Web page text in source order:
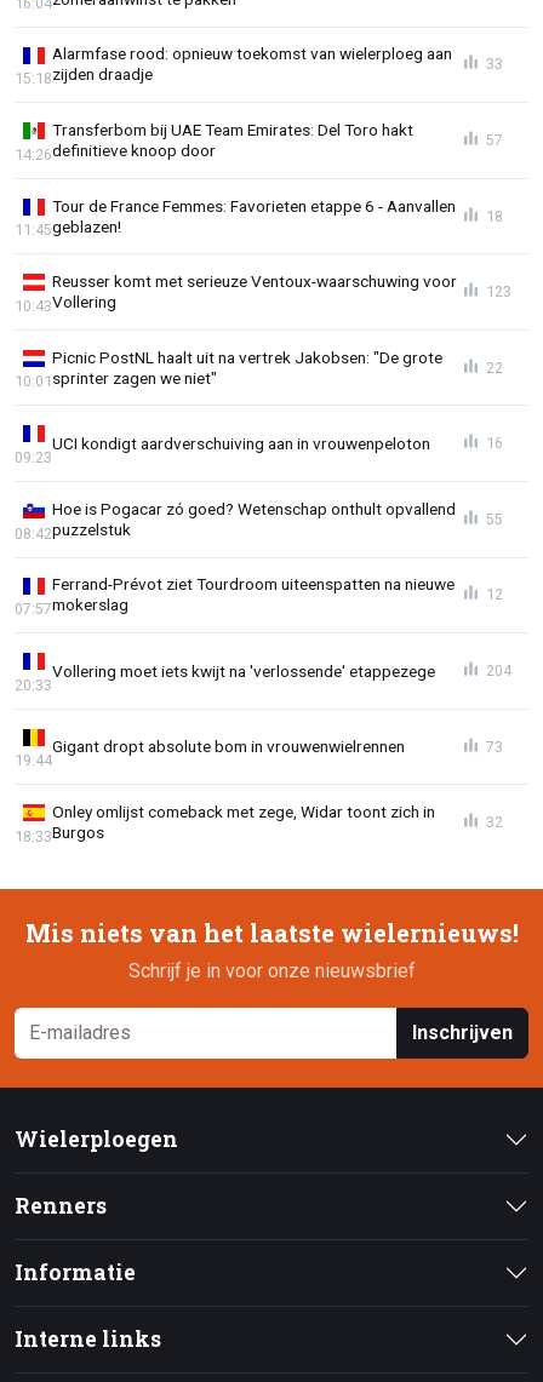
Alarmfase rood: opnieuw toekomst van wielerploeg aan
zijden draadje
15:18
33
Transferbom bij UAE Team Emirates: Del Toro hakt
definitieve knoop door
14:26
57
Tour de France Femmes: Favorieten etappe 6 - Aanvallen
geblazen!
11:45
18
Reusser komt met serieuze Ventoux-waarschuwing voor
Vollering
10:43
123
Picnic PostNL haalt uit na vertrek Jakobsen: "De grote
sprinter zagen we niet"
10:01
22
UCI kondigt aardverschuiving aan in vrouwenpeloton
09:23
16
Hoe is Pogacar zó goed? Wetenschap onthult opvallend
puzzelstuk
08:42
55
Ferrand-Prévot ziet Tourdroom uiteenspatten na nieuwe
mokerslag
07:57
12
Vollering moet iets kwijt na 'verlossende' etappezege
20:33
204
Gigant dropt absolute bom in vrouwenwielrennen
19:44
73
Onley omlijst comeback met zege, Widar toont zich in
Burgos
18:33
32
Mis niets van het laatste wielernieuws!
Schrijf je in voor onze nieuwsbrief
Inschrijven
Wielerploegen
Renners
Informatie
Interne links